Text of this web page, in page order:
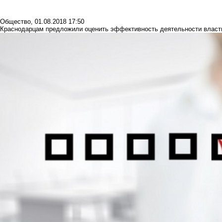
Общество, 01.08.2018 17:50
Краснодарцам предложили оценить эффективность деятельности